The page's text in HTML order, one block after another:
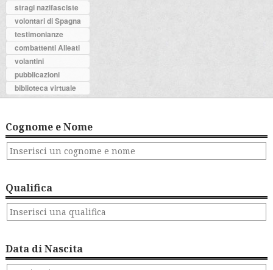
stragi nazifasciste
volontari di Spagna
testimonianze
combattenti Alleati
volantini
pubblicazioni
biblioteca virtuale
Cognome e Nome
Qualifica
Data di Nascita